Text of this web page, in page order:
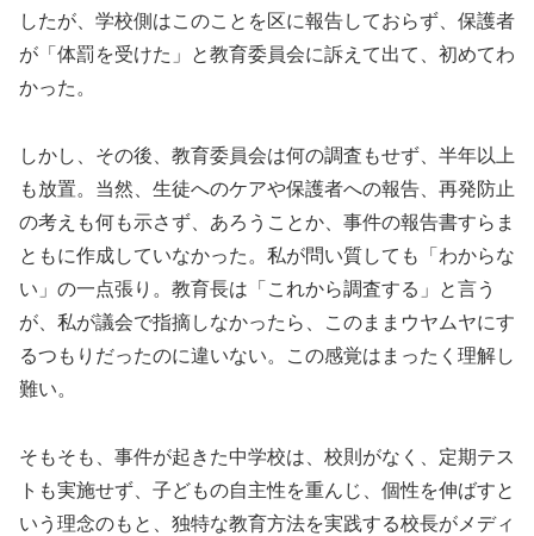
したが、学校側はこのことを区に報告しておらず、保護者
が「体罰を受けた」と教育委員会に訴えて出て、初めてわ
かった。
しかし、その後、教育委員会は何の調査もせず、半年以上
も放置。当然、生徒へのケアや保護者への報告、再発防止
の考えも何も示さず、あろうことか、事件の報告書すらま
ともに作成していなかった。私が問い質しても「わからな
い」の一点張り。教育長は「これから調査する」と言う
が、私が議会で指摘しなかったら、このままウヤムヤにす
るつもりだったのに違いない。この感覚はまったく理解し
難い。
そもそも、事件が起きた中学校は、校則がなく、定期テス
トも実施せず、子どもの自主性を重んじ、個性を伸ばすと
いう理念のもと、独特な教育方法を実践する校長がメディ